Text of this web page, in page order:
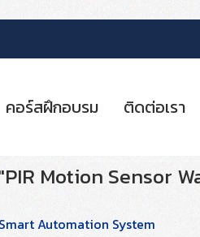
คอร์สฝึกอบรม ติดต่อเรา
Motion Sensor
Automation System